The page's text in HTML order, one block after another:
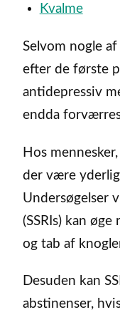
Kvalme
Selvom nogle
efter de første
antidepressiv
endda
Hos
der være
Undersøgelser
(SSRIs) kan
og tab af
Desuden kan
abstinenser,